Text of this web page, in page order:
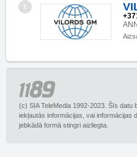
1
(c) SIA TeleMedia 1992-2023. Šīs datu
iekļautās informācijas, vai informācijas
jebkādā formā stingri aizliegta.